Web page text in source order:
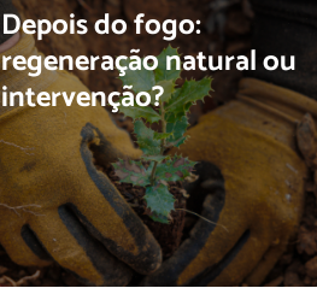
Depois do fogo:
regeneração natural ou
intervenção?